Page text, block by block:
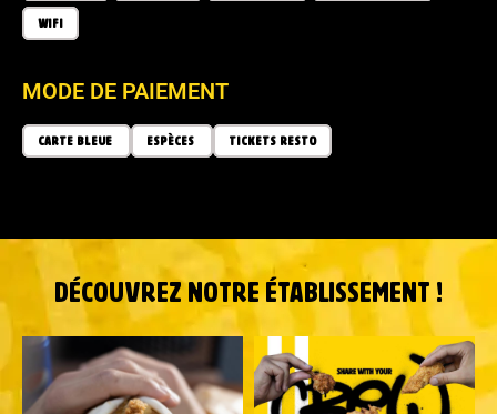
WIFI
MODE DE PAIEMENT
CARTE BLEUE ESPÈCES TICKETS RESTO
DÉCOUVREZ NOTRE ÉTABLISSEMENT !